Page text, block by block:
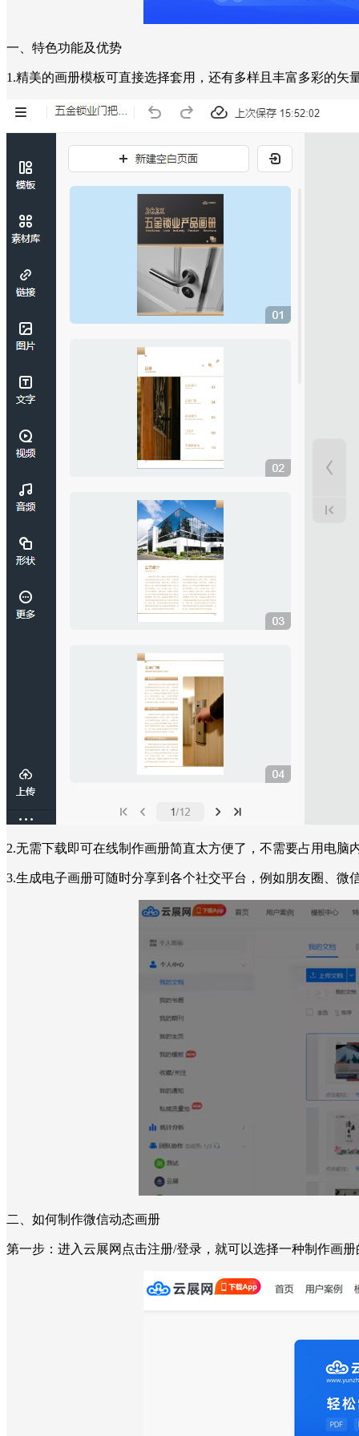
一、特色功能及优势
1.精美的画册模板可直接选择套用，还有多样且丰富多彩的
2.无需下载即可在线制作画册简直太方便了，不需要占用电脑
3.生成电子画册可随时分享到各个社交平台，例如朋友圈、微
二、如何制作微信动态画册
第一步：进入云展网点击注册/登录，就可以选择一种制作画